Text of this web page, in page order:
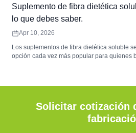
Suplemento de fibra dietética
lo que debes saber.
Apr 10, 2026
Los suplementos de fibra dietética soluble
opción cada vez más popular para quienes
beneficios funcionales que complementan
Solicitar cotización